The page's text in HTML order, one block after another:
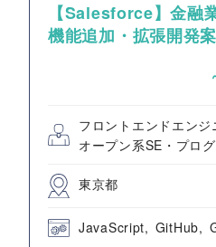
【Salesforce】金融
機能追加・拡張開発
フロントエンドエンジ
オープン系SE・プロ
東京都
JavaScript GitHub